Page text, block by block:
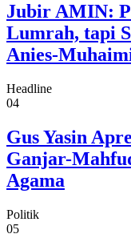
Jubir AMIN:
Lumrah, tapi
Anies-
Headline
04
Gus Yasin
Ganjar-
Agama
Politik
05